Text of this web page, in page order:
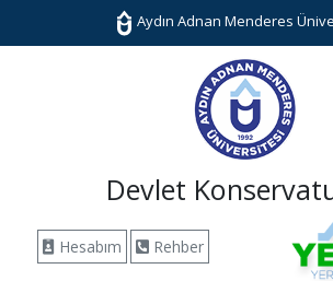
Aydın Adnan Menderes
Devlet
Hesabım Rehber